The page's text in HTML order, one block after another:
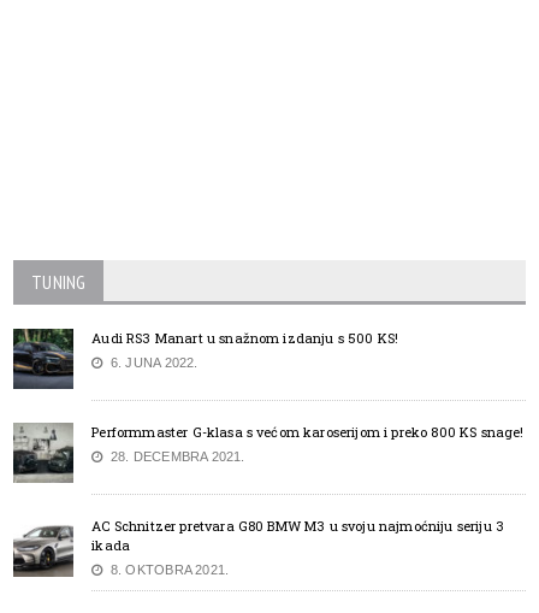
TUNING
Audi RS3 Manart u snažnom izdanju s 500 KS!
6. JUNA 2022.
Performmaster G-klasa s većom karoserijom i preko 800 KS snage!
28. DECEMBRA 2021.
AC Schnitzer pretvara G80 BMW M3 u svoju najmoćniju seriju 3
ikada
8. OKTOBRA 2021.